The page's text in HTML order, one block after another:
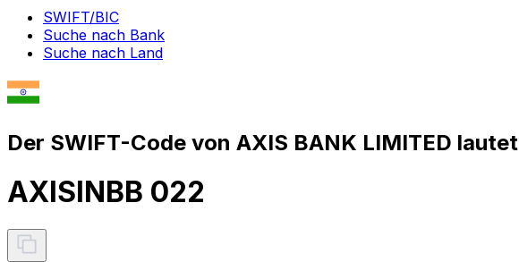
SWIFT/BIC
Suche nach Bank
Suche nach Land
Der SWIFT-Code von AXIS BANK LIMITED lautet
AXISINBB 022